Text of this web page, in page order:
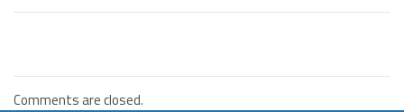
Comments are closed.